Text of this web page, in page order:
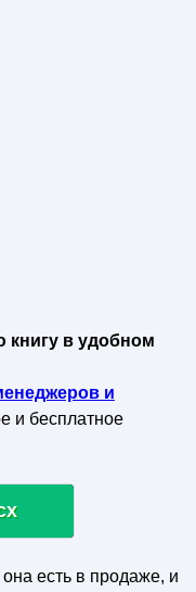
книгу в удобном
и
и бесплатное
есть в продаже, и